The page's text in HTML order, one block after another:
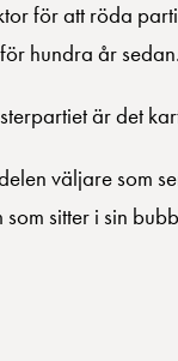
för att röda
hundra år sedan.
är det
väljare som
sitter i sin